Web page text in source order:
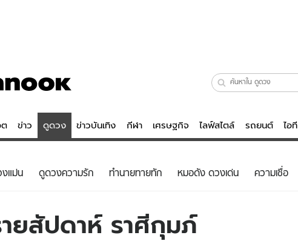
ต ข่าว ดูดวง ข่าวบันเทิง กีฬา เศรษฐกิจ ไลฟ์สไตล์ รถยนต์ ไอที
ดูดวง - ตรวจหวย
สถิติหวยไทย
ไลฟ์สไตล์
แม่น ดูดวงความรัก ทํานายทายทัก หมอดัง ดวงเด่น ความเชื่อ
ยสัปดาห์ ราศีกุมภ์